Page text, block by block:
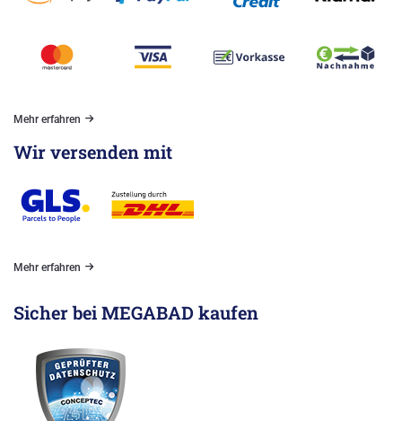
Mehr erfahren
Wir versenden mit
Mehr erfahren
Sicher bei MEGABAD kaufen